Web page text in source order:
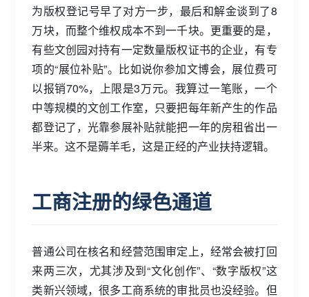
为版权登记号早了对方一步，最后和解金谈到了8
万块，而整个维权成本不到一千块。更重要的是，
有些文创园对持有一定数量版权证书的企业，有专
项的“展位补贴”。比如说你参加文博会，展位费可
以报销70%，上限是3万元。我算过一笔账，一个
中等规模的文创工作室，只要把每年新产生的作品
都登记了，光靠参展补贴就能把一年的房租省出一
半来。这不是薅羊毛，这是正经的产业扶持逻辑。
工商注册的绿色通道
普通公司在核名和经营范围审定上，经常会被打回
来两三次，尤其涉及到“文化创作”、“数字版权”这
类新兴领域，很多工商系统的审批员也没经验。但